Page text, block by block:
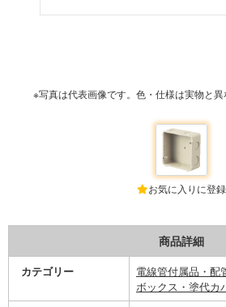
※写真は代表画像です。色・仕様は実物と異
お気に入りに登録
商品詳細
カテゴリー 電線管付属品・配
ボックス・塗代カ